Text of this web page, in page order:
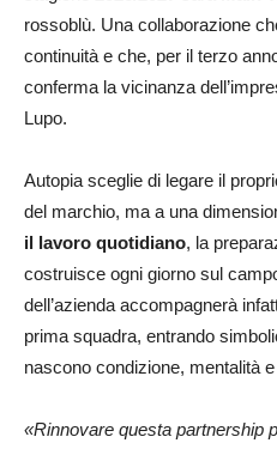
rossoblù. Una collaborazione
continuità e che, per il terzo
conferma la vicinanza
Lupo.
Autopia sceglie di legare il
del marchio, ma a una
il lavoro quotidiano, la
costruisce ogni giorno sul
dell’azienda accompagnerà
prima squadra, entrando
nascono condizione, mentalità
«Rinnovare questa partnership